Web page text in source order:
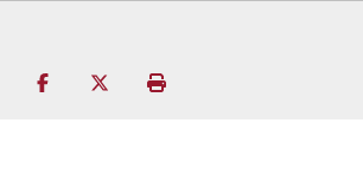
Partager sur Facebook
Partager sur Twitter
Imprimer la page